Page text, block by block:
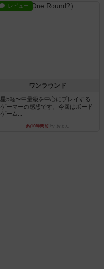
レビュー
ワンラウンド
星5軽〜中量級を中心にプレイする
ゲーマーの感想です。今回はボード
ゲーム...
約10時間前by おとん